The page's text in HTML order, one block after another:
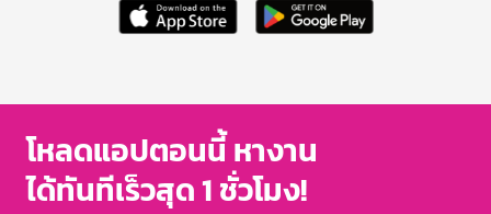
โหลดแอปตอนนี้ หางาน
ได้ทันทีเร็วสุด 1 ชั่วโมง!